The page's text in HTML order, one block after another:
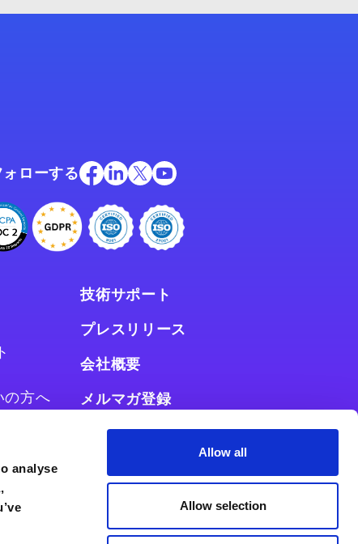
analyse
Allow all
Allow selection
ォローする
の方へ
技術サポート
プレスリリース
会社概要
メルマガ登録